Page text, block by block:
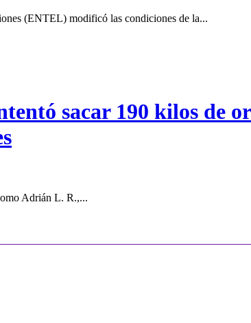
(ENTEL) modificó las condiciones de la...
sacar 190 kilos de
Adrián L. R.,...